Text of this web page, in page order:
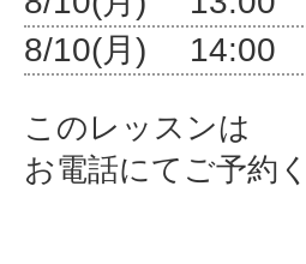
8/10(月)
このレッスンは
お電話にてご予約